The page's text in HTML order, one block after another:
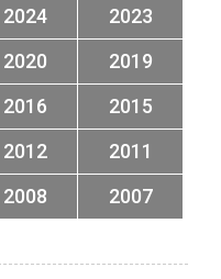
2024
2023
2020
2019
2016
2015
2012
2011
2008 2007